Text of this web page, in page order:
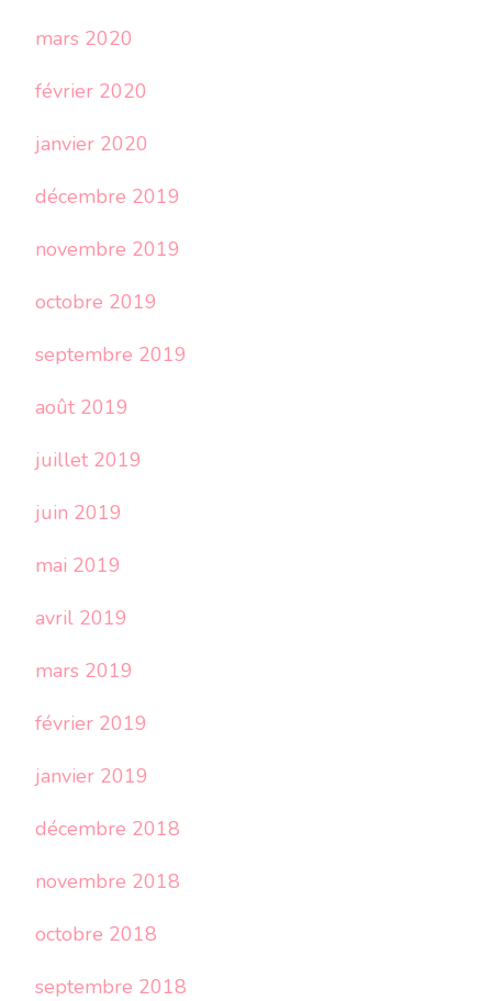
mars 2020
février 2020
janvier 2020
décembre 2019
novembre 2019
octobre 2019
septembre 2019
août 2019
juillet 2019
juin 2019
mai 2019
avril 2019
mars 2019
février 2019
janvier 2019
décembre 2018
novembre 2018
octobre 2018
septembre 2018